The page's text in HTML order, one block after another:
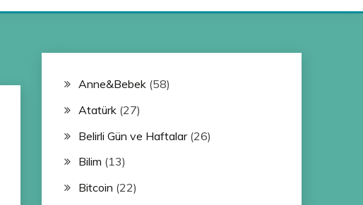
Anne&Bebek(58)
Atatürk(27)
Belirli Gün ve Haftalar(26)
Bilim (13)
Bitcoin (22)